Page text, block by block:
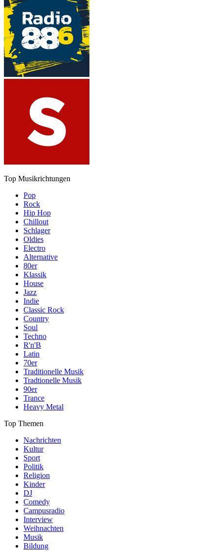
Top Musikrichtungen
Pop
Rock
Hip Hop
Chillout
Schlager
Oldies
Electro
Alternative
80er
Klassik
House
Jazz
Indie
Classic Rock
Country
Soul
Techno
R'n'B
Latin
70er
Traditionelle Musik
Tradtionelle Musik
90er
Trance
Heavy Metal
Top Themen
Nachrichten
Kultur
Sport
Politik
Religion
Kinder
DJ
Comedy
Campusradio
Interview
Weihnachten
Musik
Bildung